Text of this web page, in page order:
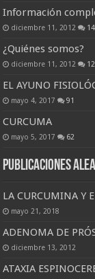
Información
diciembre 11, 2012
¿Quiénes somos?
diciembre 11, 2012
EL AYUNO
mayo 4, 2017 91
CURCUMA
mayo 5, 2017 62
Publicaciones
LA CURCUMINA Y
mayo 21, 2018
ADENOMA DE
diciembre 13, 2012
ATAXIA